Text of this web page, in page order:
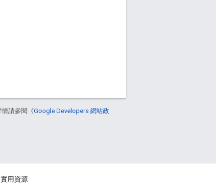
情請參閱《Google Developers 網站政
實用資源